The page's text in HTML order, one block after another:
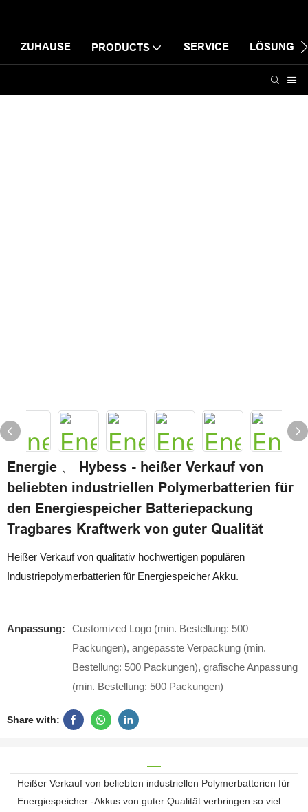
ZUHAUSE PRODUCTS SERVICE LÖSUNG
Energie 、 Hybess - heißer Verkauf von
beliebten industriellen Polymerbatterien für
den Energiespeicher Batteriepackung
Tragbares Kraftwerk von guter Qualität
Heißer Verkauf von qualitativ hochwertigen populären
Industriepolymerbatterien für Energiespeicher Akku.
Anpassung:
Customized Logo (min. Bestellung: 500
Packungen), angepasste Verpackung (min.
Bestellung: 500 Packungen), grafische Anpassung
(min. Bestellung: 500 Packungen)
Share with:
Heißer Verkauf von beliebten industriellen Polymerbatterien für
Energiespeicher -Akkus von guter Qualität verbringen so viel